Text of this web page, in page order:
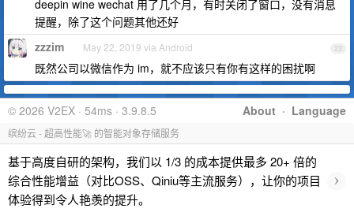
deepin wine wechat 用了几个月，有时关闭了窗口，没有消息
提醒，除了这个问题其他还好
23
zzzim May 22, 2019 via Android
既然公司以微信作为 im，就不应该只有你有这样的困扰啊
About · Language
© 2026 V2EX · 54ms · 3.9.8.5
缤纷云 - 超高性能🚀 的智能对象存储服务
基于高度自研的架构，我们以 1/3 的成本提供最多 20+ 倍的
综合性能增益（对比OSS、Qiniu等主流服务），让你的项目
体验得到令人艳羡的提升。
›